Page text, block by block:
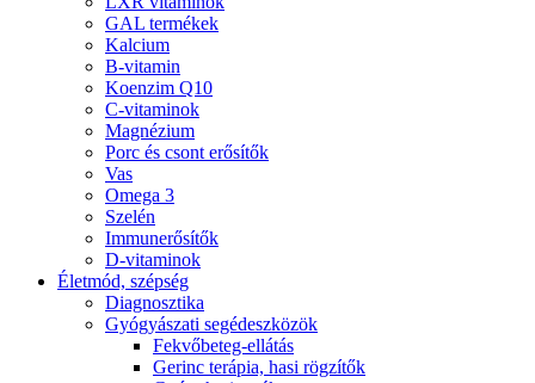
GAL termékek
Kalcium
B-vitamin
Koenzim Q10
C-vitaminok
Magnézium
Porc és csont erősítők
Vas
Omega 3
Szelén
Immunerősítők
D-vitaminok
Életmód, szépség
Diagnosztika
Gyógyászati segédeszközök
Fekvőbeteg-ellátás
Gerinc terápia, hasi rögzítők